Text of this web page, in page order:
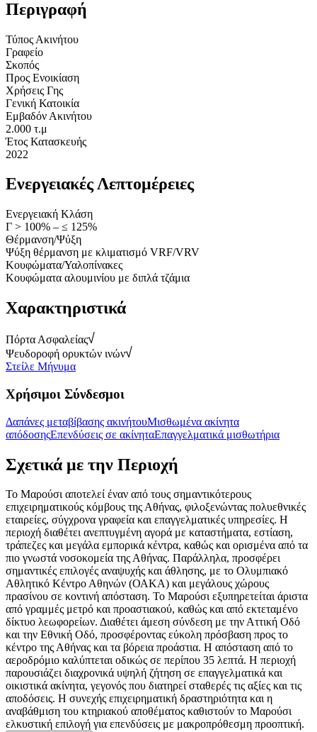
Περιγραφή
Τύπος Ακινήτου
Γραφείο
Σκοπός
Προς Ενοικίαση
Χρήσεις Γης
Γενική Κατοικία
Εμβαδόν Ακινήτου
2.000 τ.μ
Έτος Κατασκευής
2022
Ενεργειακές Λεπτομέρειες
Ενεργειακή Κλάση
Γ > 100% – ≤ 125%
Θέρμανση/Ψύξη
Ψύξη θέρμανση με κλιματισμό VRF/VRV
Κουφώματα/Υαλοπίνακες
Κουφώματα αλουμινίου με διπλά τζάμια
Χαρακτηριστικά
Πόρτα Ασφαλείας
Ψευδοροφή ορυκτών ινών
Στείλε Μήνυμα
Χρήσιμοι Σύνδεσμοι
Δαπάνες μεταβίβασης ακινήτουΜισθωμένα ακίνητα
απόδοσηςΕπενδύσεις σε ακίνηταΕπαγγελματικά μισθωτήρια
Σχετικά με την Περιοχή
Το Μαρούσι αποτελεί έναν από τους σημαντικότερους
επιχειρηματικούς κόμβους της Αθήνας, φιλοξενώντας πολυεθνικές
εταιρείες, σύγχρονα γραφεία και επαγγελματικές υπηρεσίες. Η
περιοχή διαθέτει ανεπτυγμένη αγορά με καταστήματα, εστίαση,
τράπεζες και μεγάλα εμπορικά κέντρα, καθώς και ορισμένα από τα
πιο γνωστά νοσοκομεία της Αθήνας. Παράλληλα, προσφέρει
σημαντικές επιλογές αναψυχής και άθλησης, με το Ολυμπιακό
Αθλητικό Κέντρο Αθηνών (ΟΑΚΑ) και μεγάλους χώρους
πρασίνου σε κοντινή απόσταση. Το Μαρούσι εξυπηρετείται άριστα
από γραμμές μετρό και προαστιακού, καθώς και από εκτεταμένο
δίκτυο λεωφορείων. Διαθέτει άμεση σύνδεση με την Αττική Οδό
και την Εθνική Οδό, προσφέροντας εύκολη πρόσβαση προς το
κέντρο της Αθήνας και τα βόρεια προάστια. Η απόσταση από το
αεροδρόμιο καλύπτεται οδικώς σε περίπου 35 λεπτά. Η περιοχή
παρουσιάζει διαχρονικά υψηλή ζήτηση σε επαγγελματικά και
οικιστικά ακίνητα, γεγονός που διατηρεί σταθερές τις αξίες και τις
αποδόσεις. Η συνεχής επιχειρηματική δραστηριότητα και η
αναβάθμιση του κτηριακού αποθέματος καθιστούν το Μαρούσι
ελκυστική επιλογή για επενδύσεις με μακροπρόθεσμη προοπτική.